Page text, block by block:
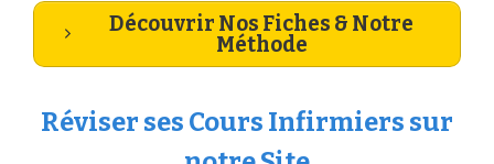
Découvrir Nos Fiches & Notre
Méthode
Réviser ses Cours Infirmiers sur